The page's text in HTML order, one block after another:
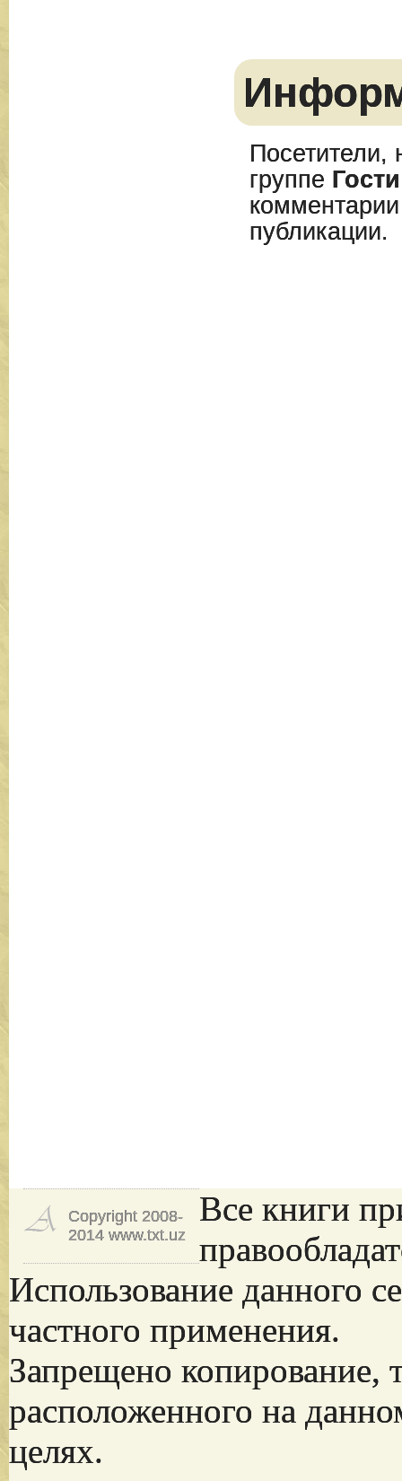
Посетители,
группе Гости
публикации.
Copyright 2008-
2014 www.txt.uz
Все книги
Использование данного
частного применения.
Запрещено копирование,
расположенного на
целях.